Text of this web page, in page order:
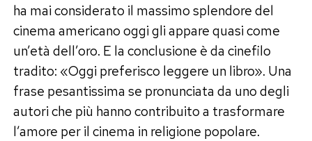
ha mai considerato il massimo splendore del
cinema americano oggi gli appare quasi come
un’età dell’oro. E la conclusione è da cinefilo
tradito: «Oggi preferisco leggere un libro». Una
frase pesantissima se pronunciata da uno degli
autori che più hanno contribuito a trasformare
l’amore per il cinema in religione popolare.